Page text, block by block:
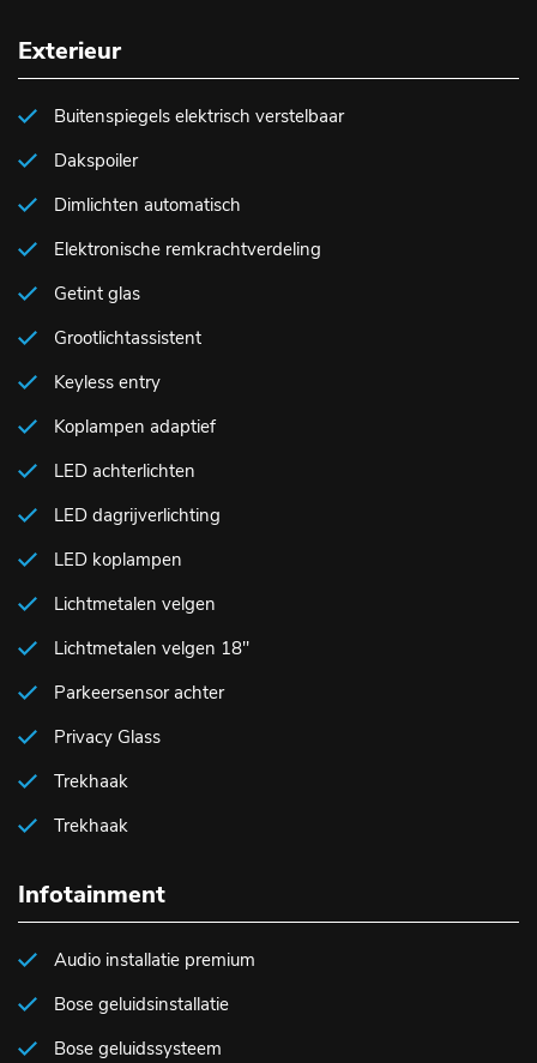
Exterieur
Buitenspiegels elektrisch verstelbaar
Dakspoiler
Dimlichten automatisch
Elektronische remkrachtverdeling
Getint glas
Grootlichtassistent
Keyless entry
Koplampen adaptief
LED achterlichten
LED dagrijverlichting
LED koplampen
Lichtmetalen velgen
Lichtmetalen velgen 18"
Parkeersensor achter
Privacy Glass
Trekhaak
Trekhaak
Infotainment
Audio installatie premium
Bose geluidsinstallatie
Bose geluidssysteem